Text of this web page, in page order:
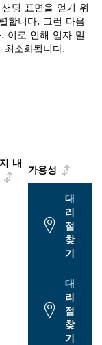
딩 표면을 얻기 위
합니다. 그런 다음
이로 인해 입자 밀
최소화됩니다.
내
가용성
대
리
점
찾
기
대
리
점
찾
기